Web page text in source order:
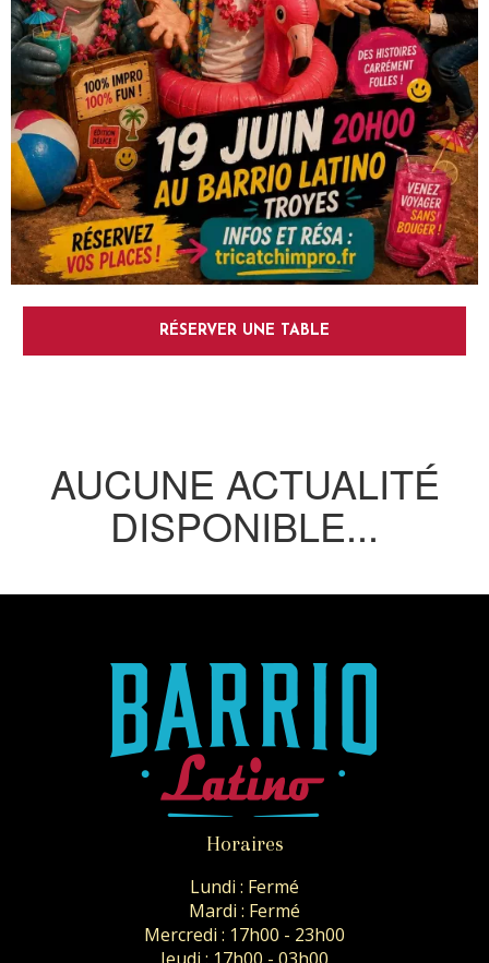
RÉSERVER UNE TABLE
AUCUNE ACTUALITÉ
DISPONIBLE...
Horaires
Lundi : Fermé
Mardi : Fermé
Mercredi : 17h00 - 23h00